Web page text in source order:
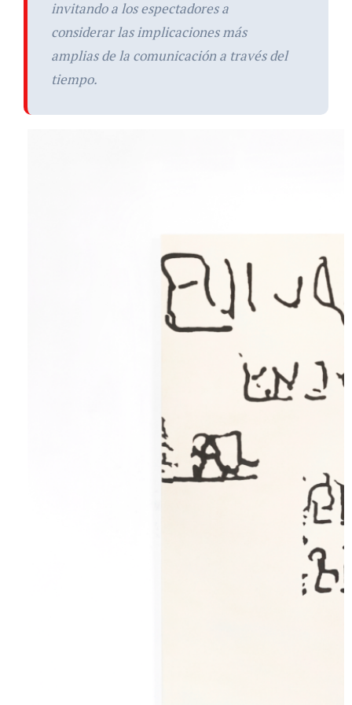
invitando a los espectadores a
considerar las implicaciones más
amplias de la comunicación a través del
tiempo.